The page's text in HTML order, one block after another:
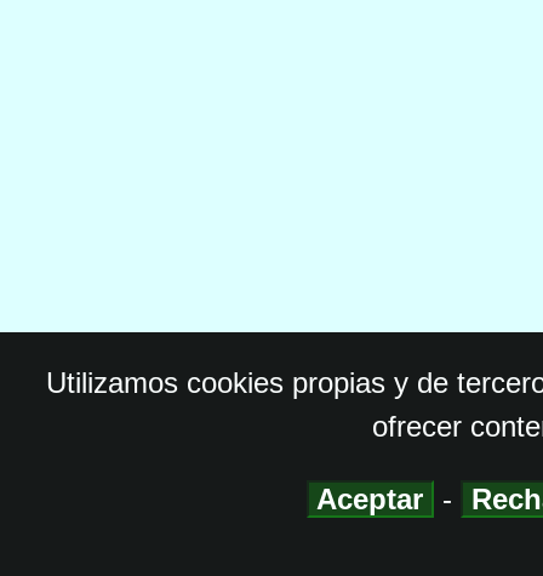
Utilizamos cookies propias y de
ofrecer
Aceptar -